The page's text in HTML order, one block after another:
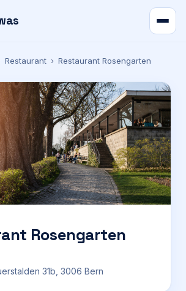
Restaurant › Restaurant Rosengarten
Rosengarten
31b, 3006 Bern